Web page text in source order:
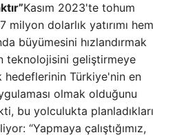
Kasım 2023'te tohum
milyon dolarlık yatırımı hem
büyümesini hızlandırmak
teknolojisini geliştirmeye
Türkiye'nin en
olmak olduğunu
bu yolculukta planladıkları
“Yapmaya çalıştığımız,